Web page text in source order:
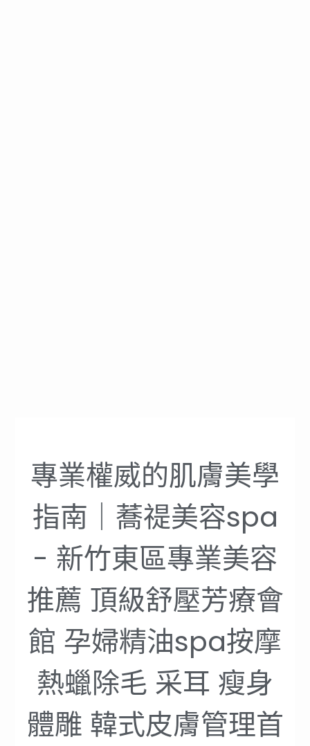
專業權威的肌膚美學
指南｜蕎禔美容spa
- 新竹東區專業美容
推薦 頂級舒壓芳療會
館 孕婦精油spa按摩
熱蠟除毛 采耳 瘦身
體雕 韓式皮膚管理首